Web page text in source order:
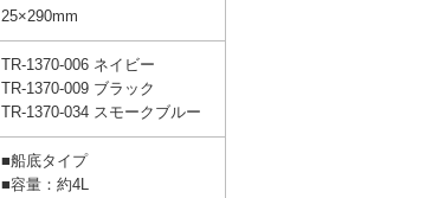
25×290mm
TR-1370-006 ネイビー
TR-1370-009 ブラック
TR-1370-034 スモークブルー
■船底タイプ
■容量：約4L